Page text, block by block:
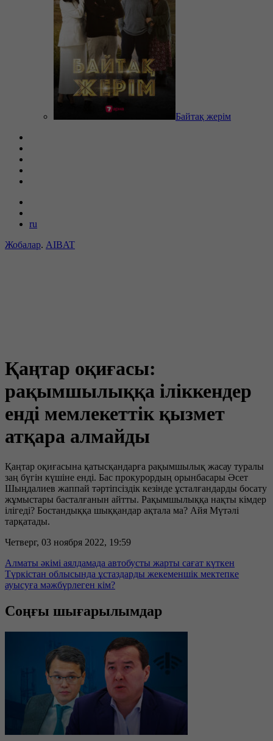
Байтақ жерім
ru
Жобалар. AIBAT
Қаңтар оқиғасы:
рақымшылыққа іліккендер
енді мемлекеттік қызмет
атқара алмайды
Қаңтар оқиғасына қатысқандарға рақымшылық жасау туралы
заң бүгін күшіне енді. Бас прокурордың орынбасары Әсет
Шыңдалиев жаппай тәртіпсіздік кезінде ұсталғандарды босату
жұмыстары басталғанын айтты. Рақымшылыққа нақты кімдер
ілігеді? Бостандыққа шыққандар ақтала ма? Айя Мүтәлі
тарқатады.
Четверг, 03 ноября 2022, 19:59
Алматы әкімі аялдамада автобусты жарты сағат күткен
Түркістан облысында ұстаздарды жекеменшік мектепке
ауысуға мәжбүрлеген кім?
Соңғы шығарылымдар